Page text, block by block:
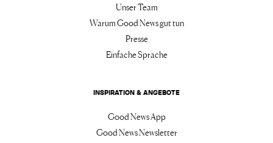
Unser Team
Warum Good News gut tun
Presse
Einfache Sprache
INSPIRATION & ANGEBOTE
Good News App
Good News Newsletter